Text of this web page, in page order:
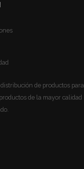
de productos para
de la mayor calidad